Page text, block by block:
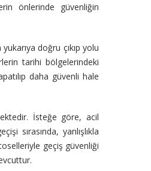
önlerinde güvenliğin
doğru çıkıp yolu
tarihi bölgelerindeki
daha güvenli hale
İsteğe göre, acil
sırasında, yanlışlıkla
geçiş güvenliği